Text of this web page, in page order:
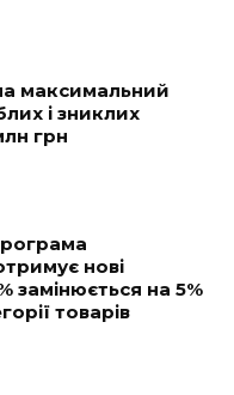
максимальний
і зниклих
грн
нові
замінюється на 5%
товарів